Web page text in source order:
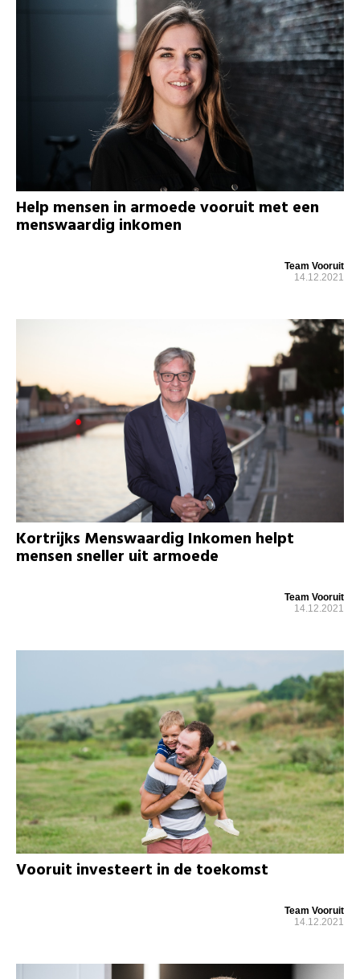
Help mensen in armoede vooruit met een
menswaardig inkomen
Team Vooruit
14.12.2021
Kortrijks Menswaardig Inkomen helpt
mensen sneller uit armoede
Team Vooruit
14.12.2021
Vooruit investeert in de toekomst
Team Vooruit
14.12.2021